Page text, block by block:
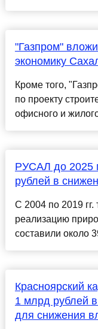
"Газпром"
экономику
Кроме того,
по проекту
офисного и
РУСАЛ до 2025
рублей в
С 2004 по 2019
реализацию
составили около
Красноярский
1 млрд рублей
для снижения